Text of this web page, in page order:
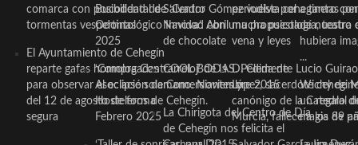
comarca con posibilidad de
tormentas vespertinas
El Ayuntamiento de Cehegín
reparte gafas homologadas
para observar el eclipse solar
del 12 de agosto de forma
segura
Bucodental de ‘Centro
Odontológico Innova’. Abril
2025
‘Compra Contrarreloj’ de la
Asociación de Comerciantes y
Hosteleros de Cehegín.
Febrero 2025
Salvador Gómez vuelve por
Navidad con una propuesta
de chocolate
COOL BODAS. Pedida de
mano. Noviembre 2015
La Chirigota del Centro de Día
de Cehegín nos felicita el
periodista ceheginero con
mucha psicología, teatro
vena y leyes
D. Clemente Lucio Guirao
López, sacerdote
canónigo de la Catedral
Murcia, fallece a los 89
a tantas
de nuestra
hubiera
...
Wichy de
un regalo
magia de